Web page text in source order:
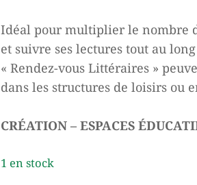
Idéal pour multiplier le nombre
et suivre ses lectures tout au
« Rendez-vous Littéraires »
dans les structures de loisirs ou
CRÉATION – ESPACES
1 en stock